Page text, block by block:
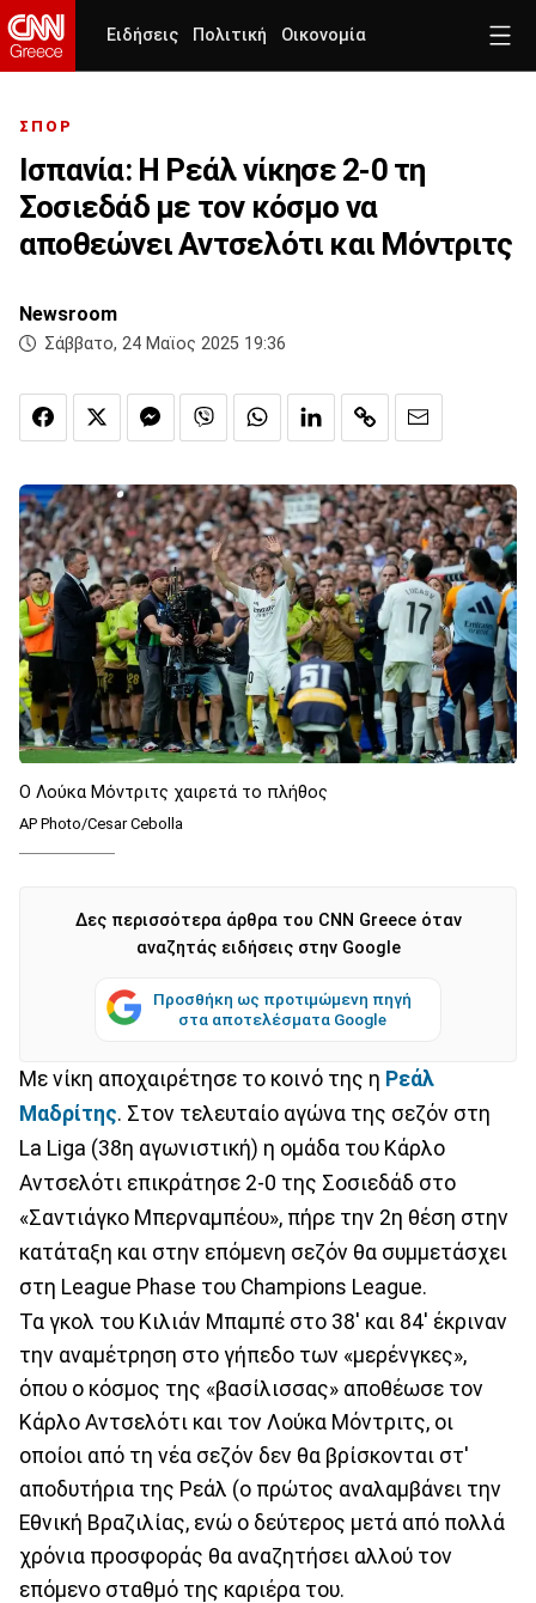
Ειδήσεις Πολιτική Οικονομία
ΣΠΟΡ
Ισπανία: Η Ρεάλ νίκησε 2-0 τη
Σοσιεδάδ με τον κόσμο να
αποθεώνει Αντσελότι και Μόντριτς
Newsroom
Σάββατο, 24 Μαϊος 2025 19:36
Ο Λούκα Μόντριτς χαιρετά το πλήθος
AP Photo/Cesar Cebolla
Δες περισσότερα άρθρα του CNN Greece όταν
αναζητάς ειδήσεις στην Google
Προσθήκη ως προτιμώμενη πηγή
στα αποτελέσματα Google
Με νίκη αποχαιρέτησε το κοινό της η Ρεάλ
Μαδρίτης. Στον τελευταίο αγώνα της σεζόν στη
La Liga (38η αγωνιστική) η ομάδα του Κάρλο
Αντσελότι επικράτησε 2-0 της Σοσιεδάδ στο
«Σαντιάγκο Μπερναμπέου», πήρε την 2η θέση στην
κατάταξη και στην επόμενη σεζόν θα συμμετάσχει
στη League Phase του Champions League.
Τα γκολ του Κιλιάν Μπαμπέ στο 38' και 84' έκριναν
την αναμέτρηση στο γήπεδο των «μερένγκες»,
όπου ο κόσμος της «βασίλισσας» αποθέωσε τον
Κάρλο Αντσελότι και τον Λούκα Μόντριτς, οι
οποίοι από τη νέα σεζόν δεν θα βρίσκονται στ'
αποδυτήρια της Ρεάλ (ο πρώτος αναλαμβάνει την
Εθνική Βραζιλίας, ενώ ο δεύτερος μετά από πολλά
χρόνια προσφοράς θα αναζητήσει αλλού τον
επόμενο σταθμό της καριέρα του.